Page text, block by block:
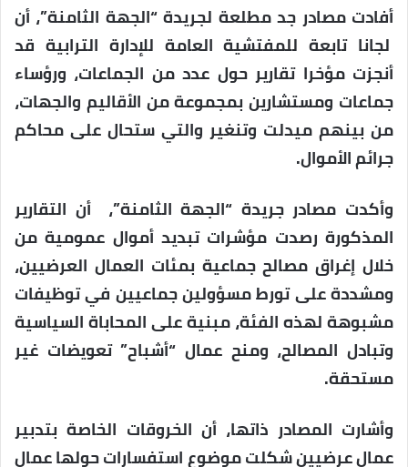
أفادت مصادر جد مطلعة لجريدة “الجهة الثامنة”، أن
لجانا تابعة للمفتشية العامة للإدارة الترابية قد
أنجزت مؤخرا تقارير حول عدد من الجماعات، ورؤساء
جماعات ومستشارين بمجموعة من الأقاليم والجهات،
من بينهم ميدلت وتنغير والتي ستحال على محاكم
جرائم الأموال.
وأكدت مصادر جريدة “الجهة الثامنة”، أن التقارير
المذكورة رصدت مؤشرات تبديد أموال عمومية من
خلال إغراق مصالح جماعية بمئات العمال العرضيين،
ومشددة على تورط مسؤولين جماعيين في توظيفات
مشبوهة لهذه الفئة، مبنية على المحاباة السياسية
وتبادل المصالح، ومنح عمال “أشباح” تعويضات غير
مستحقة.
وأشارت المصادر ذاتها، أن الخروقات الخاصة بتدبير
عمال عرضيين شكلت موضوع استفسارات حولها عمال